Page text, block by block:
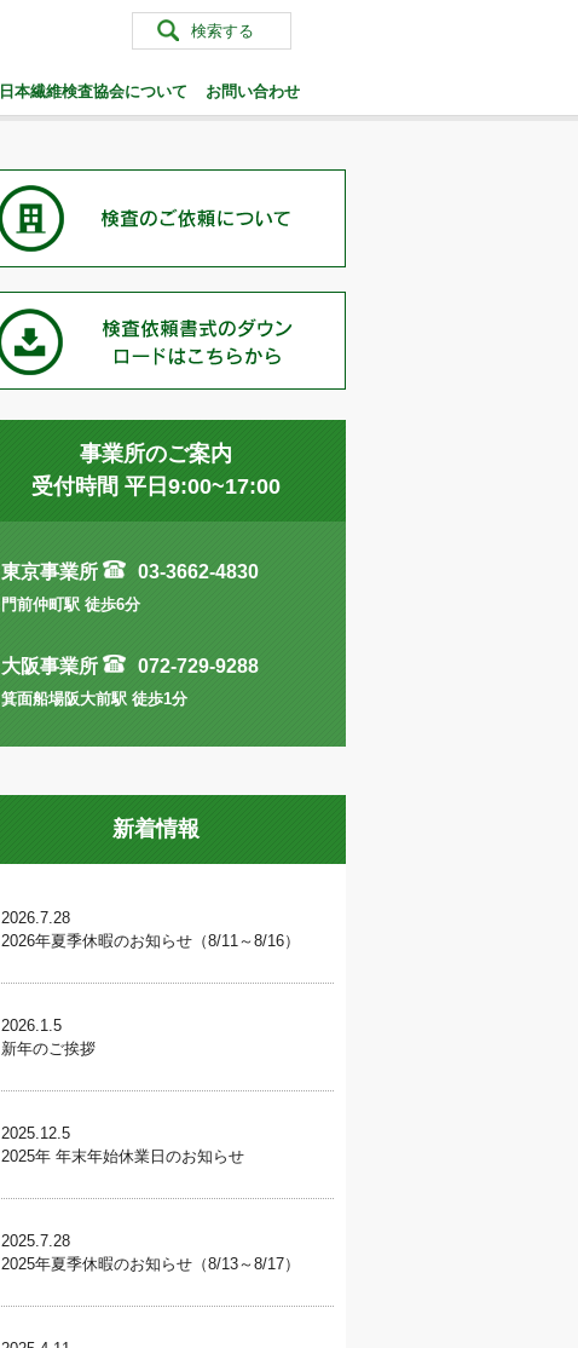
検索する
日本繊維検査協会について お問い合わせ
事業所のご案内
受付時間 平日9:00~17:00
東京事業所 03-3662-4830
門前仲町駅 徒歩6分
大阪事業所 072-729-9288
箕面船場阪大前駅 徒歩1分
新着情報
2026.7.28
2026年夏季休暇のお知らせ（8/11～8/16）
2026.1.5
新年のご挨拶
2025.12.5
2025年 年末年始休業日のお知らせ
2025.7.28
2025年夏季休暇のお知らせ（8/13～8/17）